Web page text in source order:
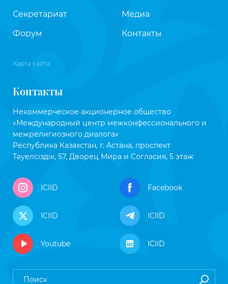
Секретариат
Форум
Медиа
Контакты
Карта сайта
Контакты
Некоммерческое акционерное общество
«Международный центр межконфессионального и
межрелигиозного диалога»
Республика Казахстан, г. Астана, проспект
Тәуелсіздік, 57, Дворец Мира и Согласия, 5 этаж
ICIID Facebook
ICIID ICIID
Youtube ICIID